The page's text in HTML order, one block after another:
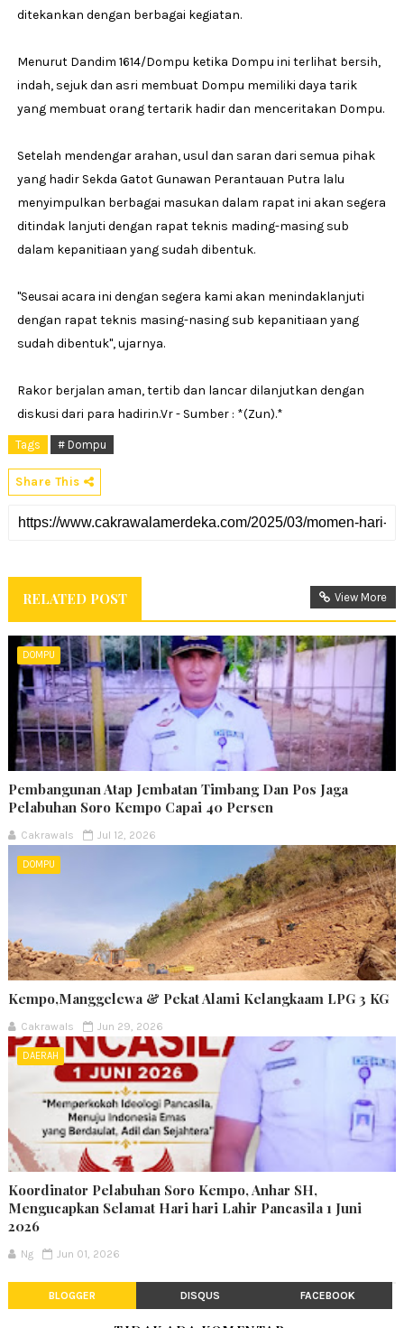
ditekankan dengan berbagai kegiatan.
Menurut Dandim 1614/Dompu ketika Dompu ini terlihat bersih,
indah, sejuk dan asri membuat Dompu memiliki daya tarik
yang membuat orang tertarik hadir dan menceritakan Dompu.
Setelah mendengar arahan, usul dan saran dari semua pihak
yang hadir Sekda Gatot Gunawan Perantauan Putra lalu
menyimpulkan berbagai masukan dalam rapat ini akan segera
ditindak lanjuti dengan rapat teknis mading-masing sub
dalam kepanitiaan yang sudah dibentuk.
"Seusai acara ini dengan segera kami akan menindaklanjuti
dengan rapat teknis masing-nasing sub kepanitiaan yang
sudah dibentuk", ujarnya.
Rakor berjalan aman, tertib dan lancar dilanjutkan dengan
diskusi dari para hadirin.Vr - Sumber : *(Zun).*
Tags # Dompu
Share This
RELATED POST View More
DOMPU
Pembangunan Atap Jembatan Timbang Dan Pos Jaga
Pelabuhan Soro Kempo Capai 40 Persen
Cakrawals Jul 12, 2026
DOMPU
Kempo,Manggelewa & Pekat Alami Kelangkaam LPG 3 KG
Cakrawals Jun 29, 2026
DAERAH
Koordinator Pelabuhan Soro Kempo, Anhar SH,
Mengucapkan Selamat Hari hari Lahir Pancasila 1 Juni
2026
Ng Jun 01, 2026
BLOGGER DISQUS FACEBOOK